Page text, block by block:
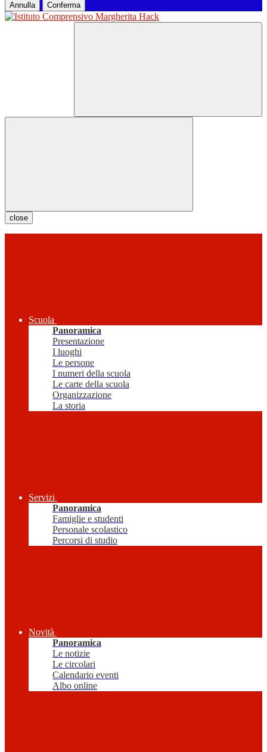
Annulla Conferma
close
Scuola
Panoramica
Presentazione
I luoghi
Le persone
I numeri della scuola
Le carte della scuola
Organizzazione
La storia
Servizi
Panoramica
Famiglie e studenti
Personale scolastico
Percorsi di studio
Novità
Panoramica
Le notizie
Le circolari
Calendario eventi
Albo online